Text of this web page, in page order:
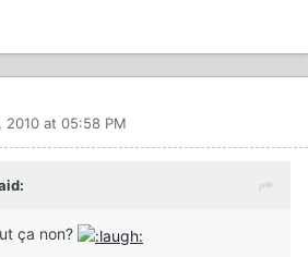
2010 at 05:58 PM
ça non?